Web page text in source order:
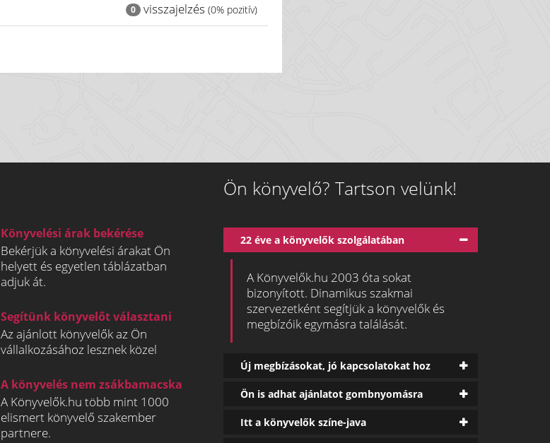
0 visszajelzés (0% pozitív)
Könyvelési árak bekérése
Bekérjük a könyvelési árakat Ön
helyett és egyetlen táblázatban
adjuk át.
Segítünk könyvelőt választani
Az ajánlott könyvelők az Ön
vállalkozásához lesznek közel
A könyvelés nem zsákbamacska
A Könyvelők.hu több mint 1000
elismert könyvelő szakember
partnere.
Ön könyvelő? Tartson velünk!
22 éve a könyvelők szolgálatában
A Könyvelők.hu 2003 óta sokat
bizonyított. Dinamikus szakmai
szervezetként segítjük a könyvelők és
megbízóik egymásra találását.
Új megbízásokat, jó kapcsolatokat hoz
Ön is adhat ajánlatot gombnyomásra
Itt a könyvelők színe-java